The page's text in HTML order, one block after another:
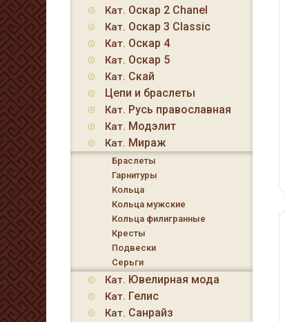
Кат. Оскар 2 Chanel
Кат. Оскар 3 Classic
Кат. Оскар 4
Кат. Оскар 5
Кат. Скай
Цепи и браслеты
Кат. Русь православная
Кат. Модэлит
Кат. Мираж
Браслеты
Гарнитуры
Кольца
Кольца мужские
Кольца филигранные
Кресты
Подвески
Серьги
Кат. Ювелирная мода
Кат. Гелис
Кат. Санрайз